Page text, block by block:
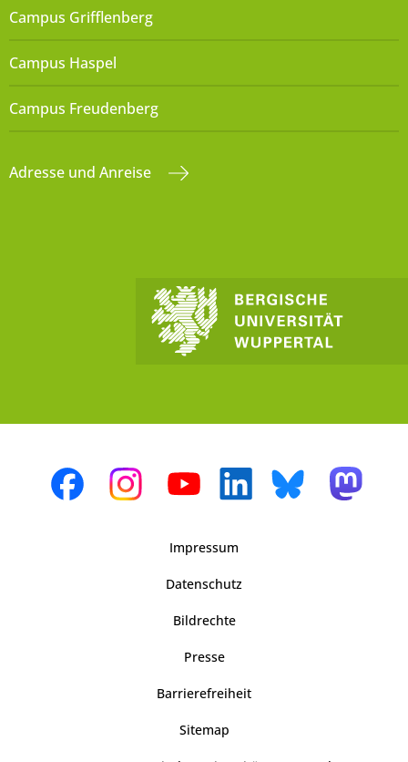
Campus Grifflenberg
Campus Haspel
Campus Freudenberg
Adresse und Anreise
Impressum
Datenschutz
Bildrechte
Presse
Barrierefreiheit
Sitemap